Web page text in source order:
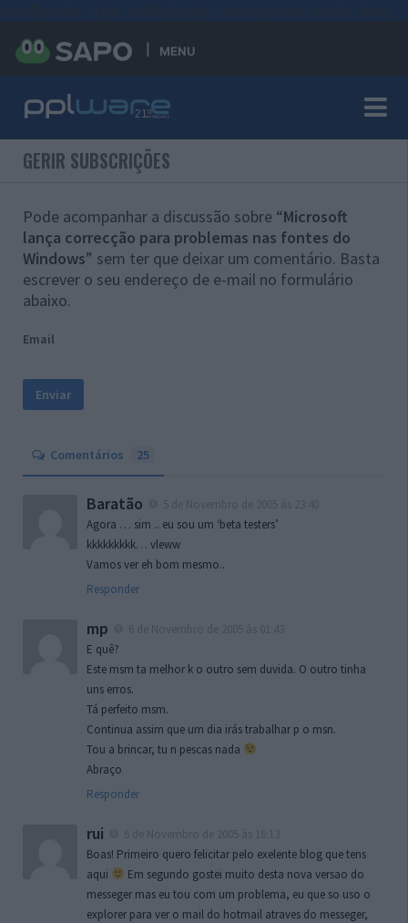
MENU
GERIR SUBSCRIÇÕES
Pode acompanhar a discussão sobre “Microsoft
lança correcção para problemas nas fontes do
Windows” sem ter que deixar um comentário. Basta
escrever o seu endereço de e-mail no formulário
abaixo.
Email
Comentários 25
Baratão
Agora … sim .. eu sou um ‘beta testers’
kkkkkkkkk… vleww
Vamos ver eh bom mesmo..
Responder
mp
E quê?
Este msm ta melhor k o outro sem duvida. O outro tinha
uns erros.
Tá perfeito msm.
Continua assim que um dia irás trabalhar p o msn.
Tou a brincar, tu n pescas nada
Abraço
Responder
rui
Boas! Primeiro quero felicitar pelo exelente blog que tens
aqui
Em segundo gostei muito desta nova versao do
messeger mas eu tou com um problema, eu que so uso o
explorer para ver o mail do hotmail atraves do messeger,